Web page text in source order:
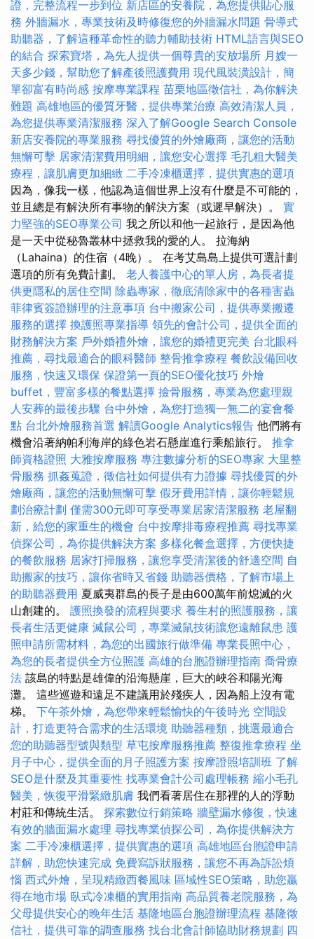
證，完整流程一步到位 新店區的安養院，為您提供貼心服
務 外牆漏水，專業技術及時修復您的外牆漏水問題 骨導式
助聽器，了解這種革命性的聽力輔助技術 HTML語言與SEO
的結合 探索寶塔，為先人提供一個尊貴的安放場所 月嫂一
天多少錢，幫助您了解產後照護費用 現代風裝潢設計，簡
單卻富有時尚感 按摩專業課程 苗栗地區徵信社，為你解決
難題 高雄地區的優質牙醫，提供專業治療 高效清潔人員，
為您提供專業清潔服務 深入了解Google Search Console
新店安養院的專業服務 尋找優質的外燴廠商，讓您的活動
無懈可擊 居家清潔費用明細，讓您安心選擇 毛孔粗大醫美
療程，讓肌膚更加細緻 二手冷凍櫃選擇，提供實惠的選項
因為，像我一樣，他認為這個世界上沒有什麼是不可能的，
並且總是有解決所有事物的解決方案（或遲早解決）。 實
力堅強的SEO專業公司 我之所以和他一起旅行，是因為他
是一天中從秘魯叢林中拯救我的愛的人。 拉海納
（Lahaina）的住宿（4晚）。 在考艾島島上提供可選計劃
選項的所有免費計劃。 老人養護中心的單人房，為長者提
供更隱私的居住空間 除蟲專家，徹底清除家中的各種害蟲
菲律賓簽證辦理的注意事項 台中搬家公司，提供專業搬遷
服務的選擇 換護照專業指導 領先的會計公司，提供全面的
財務解決方案 戶外婚禮外燴，讓您的婚禮更完美 台北眼科
推薦，尋找最適合的眼科醫師 整骨推拿療程 餐飲設備回收
服務，快速又環保 保證第一頁的SEO優化技巧 外燴
buffet，豐富多樣的餐點選擇 撿骨服務，專業為您處理親
人安葬的最後步驟 台中外燴，為您打造獨一無二的宴會餐
點 台北外燴服務首選 解讀Google Analytics報告 他們將有
機會沿著納帕利海岸的綠色岩石懸崖進行乘船旅行。 推拿
師資格證照 大雅按摩服務 專注數據分析的SEO專家 大里整
骨服務 抓姦蒐證，徵信社如何提供有力證據 尋找優質的外
燴廠商，讓您的活動無懈可擊 假牙費用詳情，讓你輕鬆規
劃治療計劃 僅需300元即可享受專業居家清潔服務 老屋翻
新，給您的家重生的機會 台中按摩排毒療程推薦 尋找專業
偵探公司，為你提供解決方案 多樣化餐盒選擇，方便快捷
的餐飲服務 居家打掃服務，讓您享受清潔後的舒適空間 自
助搬家的技巧，讓你省時又省錢 助聽器價格，了解市場上
的助聽器費用 夏威夷群島的長子是由600萬年前熄滅的火
山創建的。 護照換發的流程與要求 養生村的照護服務，讓
長者生活更健康 滅鼠公司，專業滅鼠技術讓您遠離鼠患 護
照申請所需材料，為您的出國旅行做準備 專業長照中心，
為您的長者提供全方位照護 高雄的台胞證辦理指南 喬骨療
法 該島的特點是雄偉的沿海懸崖，巨大的峽谷和陽光海
灘。 這些巡遊和遠足不建議用於殘疾人，因為船上沒有電
梯。 下午茶外燴，為您帶來輕鬆愉快的午後時光 空間設
計，打造更符合需求的生活環境 助聽器種類，挑選最適合
您的助聽器型號與類型 草屯按摩服務推薦 整復推拿療程 坐
月子中心，提供全面的月子照護方案 按摩證照培訓班 了解
SEO是什麼及其重要性 找專業會計公司處理帳務 縮小毛孔
醫美，恢復平滑緊緻肌膚 我們看著居住在那裡的人的浮動
村莊和傳統生活。 探索數位行銷策略 牆壁漏水修復，快速
有效的牆面漏水處理 尋找專業偵探公司，為你提供解決方
案 二手冷凍櫃選擇，提供實惠的選項 高雄地區台胞證申請
詳解，助您快速完成 免費寫訴狀服務，讓您不再為訴訟煩
惱 西式外燴，呈現精緻西餐風味 區域性SEO策略，助您贏
得在地市場 臥式冷凍櫃的實用指南 高品質養老院服務，為
父母提供安心的晚年生活 基隆地區台胞證辦理流程 基隆徵
信社，提供可靠的調查服務 找台北會計師協助財務規劃 四